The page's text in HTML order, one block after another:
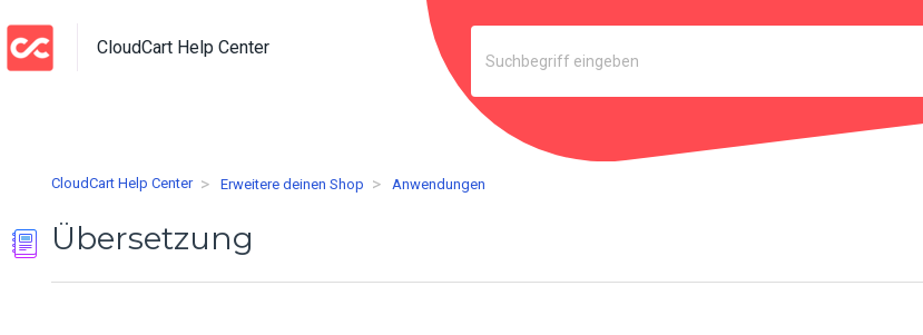
CloudCart Help Center
CloudCart Help Center Erweitere deinen Shop Anwendungen
Übersetzung